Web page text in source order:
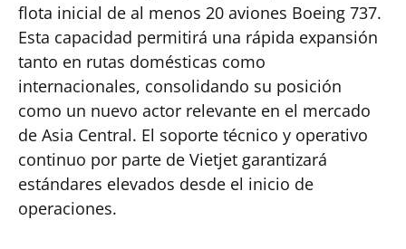
flota inicial de al menos 20 aviones Boeing 737.
Esta capacidad permitirá una rápida expansión
tanto en rutas domésticas como
internacionales, consolidando su posición
como un nuevo actor relevante en el mercado
de Asia Central. El soporte técnico y operativo
continuo por parte de Vietjet garantizará
estándares elevados desde el inicio de
operaciones.